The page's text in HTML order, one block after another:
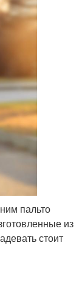
пальто
из
стоит